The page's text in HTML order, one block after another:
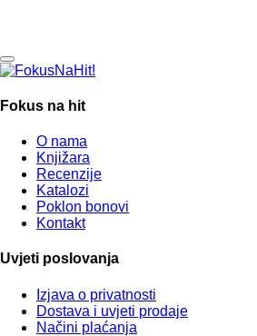
Fokus na hit
O nama
Knjižara
Recenzije
Katalozi
Poklon bonovi
Kontakt
Uvjeti poslovanja
Izjava o privatnosti
Dostava i uvjeti prodaje
Načini plaćanja